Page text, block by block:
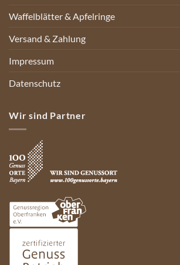
Waffelblätter & Apfelringe
Versand & Zahlung
Impressum
Datenschutz
Wir sind Partner